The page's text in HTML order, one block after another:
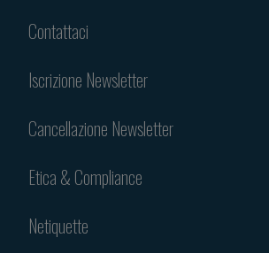
Contattaci
Iscrizione Newsletter
Cancellazione Newsletter
Etica & Compliance
Netiquette